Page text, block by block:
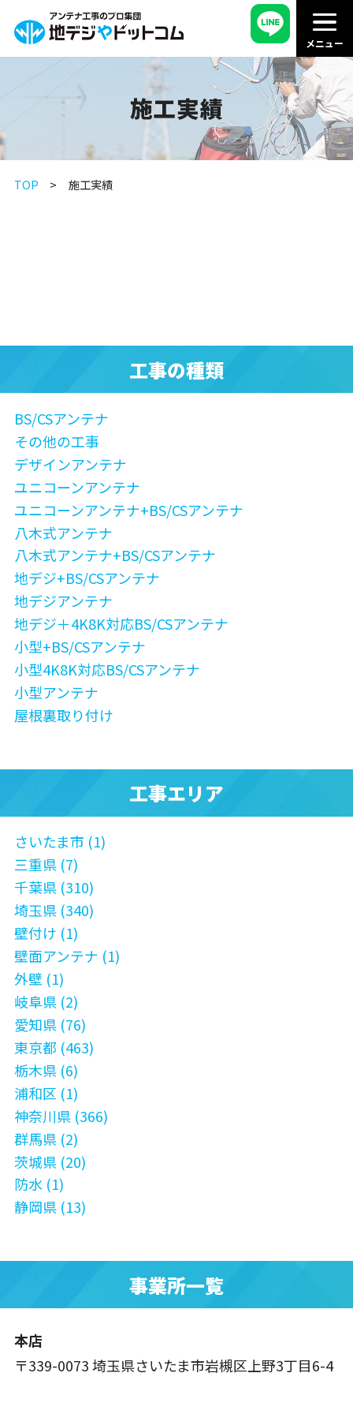
施工実績
TOP 施工実績
工事の種類
BS/CSアンテナ
その他の工事
デザインアンテナ
ユニコーンアンテナ
ユニコーンアンテナ+BS/CSアンテナ
八木式アンテナ
八木式アンテナ+BS/CSアンテナ
地デジ+BS/CSアンテナ
地デジアンテナ
地デジ＋4K8K対応BS/CSアンテナ
小型+BS/CSアンテナ
小型4K8K対応BS/CSアンテナ
小型アンテナ
屋根裏取り付け
工事エリア
さいたま市 (1)
三重県 (7)
千葉県 (310)
埼玉県 (340)
壁付け (1)
壁面アンテナ (1)
外壁 (1)
岐阜県 (2)
愛知県 (76)
東京都 (463)
栃木県 (6)
浦和区 (1)
神奈川県 (366)
群馬県 (2)
茨城県 (20)
防水 (1)
静岡県 (13)
事業所一覧
本店
〒339-0073 埼玉県さいたま市岩槻区上野3丁目6-4